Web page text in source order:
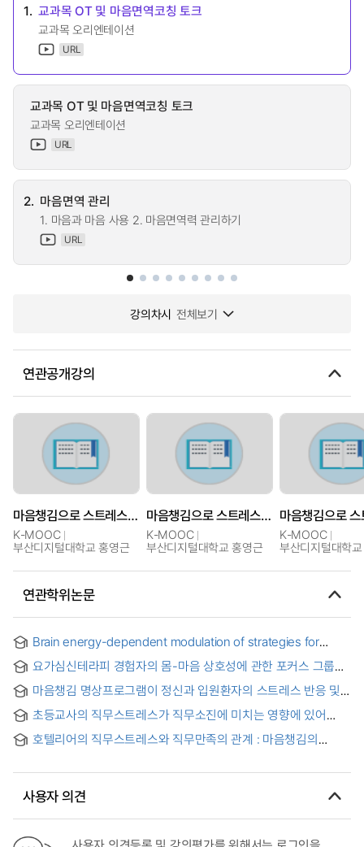
1. 교과목 OT 및 마음면역코칭 토크
교과목 오리엔테이션
URL
교과목 OT 및 마음면역코칭 토크
교과목 오리엔테이션
URL
2. 마음면역 관리
1. 마음과 마음 사용 2. 마음면역력 관리하기
URL
강의차시 전체보기
연관공개강의
마음챙김으로 스트레스 다스리기
K-MOOC
부산디지털대학교 홍영근
마음챙김으로 스트레스 다스리기
K-MOOC
부산디지털대학교 홍영근
K-MOOC
부산디지털대학
연관학위논문
Brain energy-dependent modulation of strategies for
요가심신테라피 경험자의 몸-마음 상호성에 관한 포커스 그룹
in yoga therapy: A focus group study
마음챙김 명상프로그램이 정신과 입원환자의 스트레스 반응 및
Stress Reduction Program on Stress Response and Power
in psychiatric Inpatients
초등교사의 직무스트레스가 직무소진에 미치는 영향에 있어
with regard to the influence of elementary school
호텔리어의 직무스트레스와 직무만족의 관계 : 마음챙김의
사용자 의견